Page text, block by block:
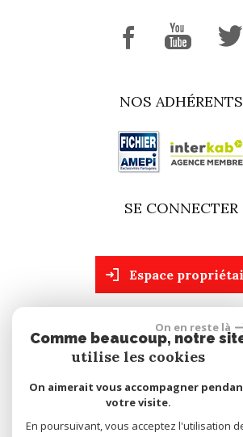
NOS ADHÉRENTS
SE CONNECTER
espace
site réalisé par
© 2026 | Tous droits réservés | Traduction
On en reste là
Comme beaucoup, notre
utilise les cookies
On aimerait vous accompagner
votre visite.
En poursuivant, vous acceptez l'utilisation